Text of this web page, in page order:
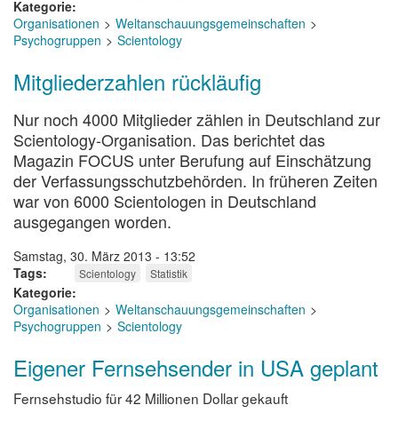
Kategorie
Organisationen
Weltanschauungsgemeinschaften
Psychogruppen
Scientology
Mitgliederzahlen rückläufig
Nur noch 4000 Mitglieder zählen in Deutschland zur
Scientology-Organisation. Das berichtet das
Magazin FOCUS unter Berufung auf Einschätzung
der Verfassungsschutzbehörden. In früheren Zeiten
war von 6000 Scientologen in Deutschland
ausgegangen worden.
Samstag, 30. März 2013 - 13:52
Tags
Scientology Statistik
Kategorie
Organisationen
Weltanschauungsgemeinschaften
Psychogruppen
Scientology
Eigener Fernsehsender in USA geplant
Fernsehstudio für 42 Millionen Dollar gekauft